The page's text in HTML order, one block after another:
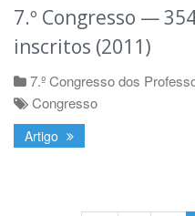
7.º Congresso —
inscritos (2011)
7.º Congresso dos
Congresso
Artigo